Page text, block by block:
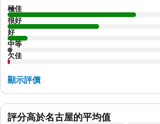
評分高於名古屋的平均值
極佳
很好
好
中等
欠佳
顯示評價